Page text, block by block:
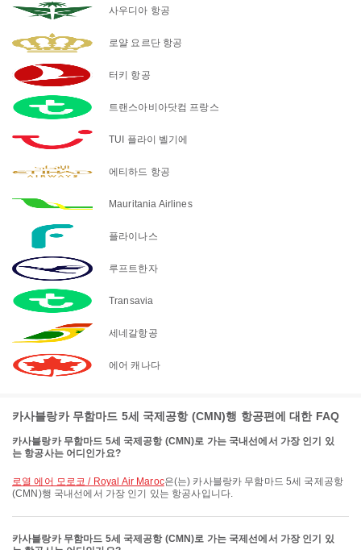
사우디아 항공
로얄 요르단 항공
터키 항공
트랜스아비아닷컴 프랑스
TUI 플라이 벨기에
에티하드 항공
Mauritania Airlines
플라이나스
루프트한자
Transavia
세네갈항공
에어 캐나다
카사블랑카 무함마드 5세 국제공항 (CMN)행 항공편에 대한 FAQ
카사블랑카 무함마드 5세 국제공항 (CMN)로 가는 국내선에서 가장 인기 있
는 항공사는 어디인가요?
로열 에어 모로코 / Royal Air Maroc은(는) 카사블랑카 무함마드 5세 국제공항
(CMN)행 국내선에서 가장 인기 있는 항공사입니다.
카사블랑카 무함마드 5세 국제공항 (CMN)로 가는 국제선에서 가장 인기 있